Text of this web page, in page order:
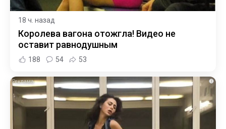
18 ч. назад
Королева вагона отожгла! Видео не
оставит равнодушным
188 54 53
i